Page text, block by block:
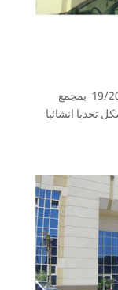
مشروع تصميم وانشاء الصالات المغطاه رقم 19/20 بمجمع
تحديا انشائيا